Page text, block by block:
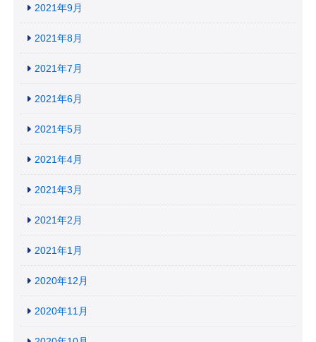
2021年9月
2021年8月
2021年7月
2021年6月
2021年5月
2021年4月
2021年3月
2021年2月
2021年1月
2020年12月
2020年11月